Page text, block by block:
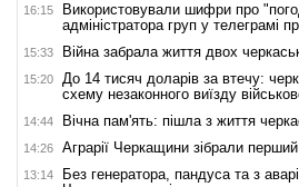
16:15
Використовували шифри про
адміністратора груп у телеграмі
15:33 Війна забрала життя двох
15:20
До 14 тисяч доларів за втечу:
схему незаконного виїзду
14:44 Вічна пам'ять: пішла з життя
14:26 Аграрії Черкащини зібрали
13:14
Без генератора, пандуса та з